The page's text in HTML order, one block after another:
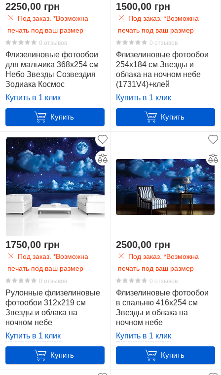
девочки
мальчика
Залив
4
Космос
42
Луна
61
Ночь
Озеро
2250,00 грн
Под заказ. *Возможна
печать под ваш размер
0 отзывов
Флизелиновые фотообои
для мальчика 368x254 см
Небо Звезды Созвездия
Зодиака Космос
(14253V8)+клей
Купить в 1 клик
Купить
1500,00 грн
Под заказ. *Возможна
печать под ваш размер
0 отзывов
Флизелиновые фотообои
254x184 см Звезды и
облака на ночном небе
(1731V4)+клей
Купить в 1 клик
Купить
1750,00 грн
Под заказ. *Возможна
печать под ваш размер
0 отзывов
Рулонные флизелиновые
фотообои 312x219 см
Звезды и облака на
ночном небе
(1731VEXXL)+клей
Купить в 1 клик
Купить
2500,00 грн
Под заказ. *Возможна
печать под ваш размер
0 отзывов
Флизелиновые фотообои
в спальню 416x254 см
Звезды и облака на
ночном небе
(1731VEXXXL)+клей
Купить в 1 клик
Купить